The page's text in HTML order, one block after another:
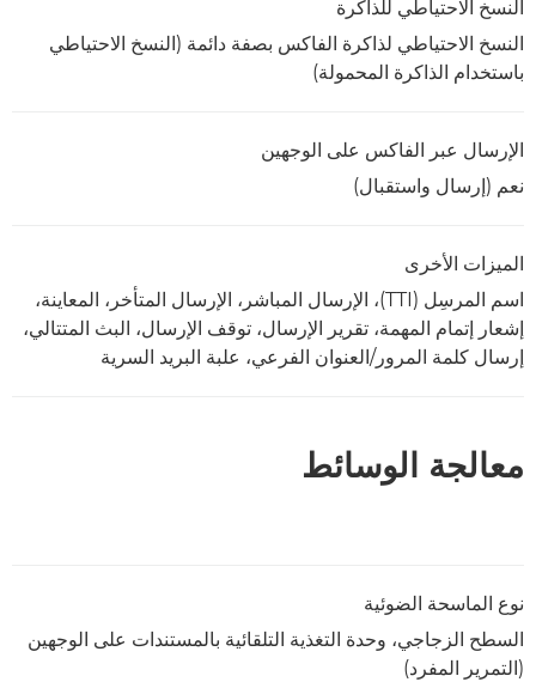
النسخ الاحتياطي للذاكرة
النسخ الاحتياطي لذاكرة الفاكس بصفة دائمة (النسخ الاحتياطي
باستخدام الذاكرة المحمولة)
الإرسال عبر الفاكس على الوجهين
نعم (إرسال واستقبال)
الميزات الأخرى
اسم المرسِل (TTI)، الإرسال المباشر، الإرسال المتأخر، المعاينة،
إشعار إتمام المهمة، تقرير الإرسال، توقف الإرسال، البث المتتالي،
إرسال كلمة المرور/العنوان الفرعي، علبة البريد السرية
معالجة الوسائط
نوع الماسحة الضوئية
السطح الزجاجي، وحدة التغذية التلقائية بالمستندات على الوجهين
(التمرير المفرد)